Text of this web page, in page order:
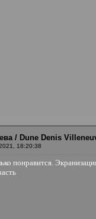
/ Dune Denis
18:20:38
понравится.